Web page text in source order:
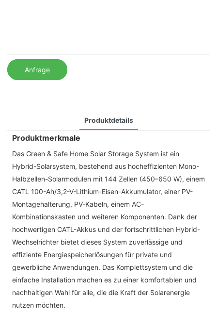
Anfrage
Produktdetails
Produktmerkmale
Das Green & Safe Home Solar Storage System ist ein
Hybrid-Solarsystem, bestehend aus hocheffizienten Mono-
Halbzellen-Solarmodulen mit 144 Zellen (450–650 W), einem
CATL 100-Ah/3,2-V-Lithium-Eisen-Akkumulator, einer PV-
Montagehalterung, PV-Kabeln, einem AC-
Kombinationskasten und weiteren Komponenten. Dank der
hochwertigen CATL-Akkus und der fortschrittlichen Hybrid-
Wechselrichter bietet dieses System zuverlässige und
effiziente Energiespeicherlösungen für private und
gewerbliche Anwendungen. Das Komplettsystem und die
einfache Installation machen es zu einer komfortablen und
nachhaltigen Wahl für alle, die die Kraft der Solarenergie
nutzen möchten.